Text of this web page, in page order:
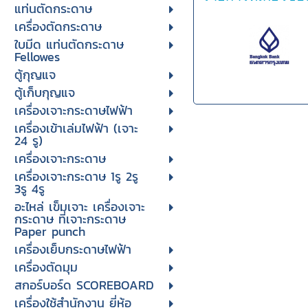
แท่นตัดกระดาษ
เครื่องตัดกระดาษ
ใบมีด แท่นตัดกระดาษ
Fellowes
ตู้กุญแจ
ตู้เก็บกุญแจ
เครื่องเจาะกระดาษไฟฟ้า
เครื่องเข้าเล่มไฟฟ้า (เจาะ
24 รู)
เครื่องเจาะกระดาษ
เครื่องเจาะกระดาษ 1รู 2รู
3รู 4รู
อะไหล่ เข็มเจาะ เครื่องเจาะ
กระดาษ ที่เจาะกระดาษ
Paper punch
เครื่องเย็บกระดาษไฟฟ้า
เครื่องตัดมุม
สกอร์บอร์ด SCOREBOARD
เครื่องใช้สำนักงาน ยี่ห้อ